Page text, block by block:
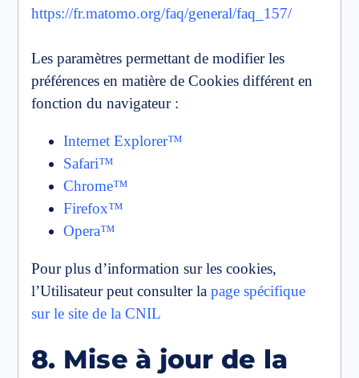
https://fr.matomo.org/faq/general/faq_157/
Les paramètres permettant de modifier les
préférences en matière de Cookies différent en
fonction du navigateur :
Internet Explorer™
Safari™
Chrome™
Firefox™
Opera™
Pour plus d’information sur les cookies,
l’Utilisateur peut consulter la page spécifique
sur le site de la CNIL
8. Mise à jour de la